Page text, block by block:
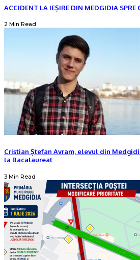
ACCIDENT LA IEȘIRE DIN MEDGIDIA SPRE
2 Min Read
Cristian Ștefan Avram, elevul din
la Bacalaureat
3 Min Read